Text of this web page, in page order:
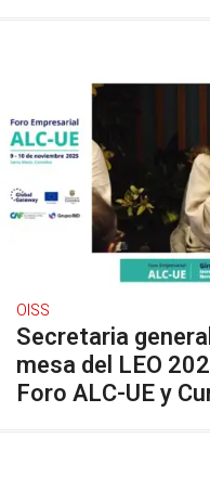
OISS
Secretaria
mesa del LEO
Foro ALC-UE y